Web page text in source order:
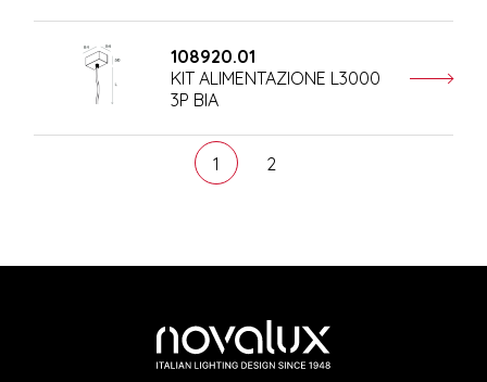
108920.01
KIT ALIMENTAZIONE L3000
3P BIA
1 2